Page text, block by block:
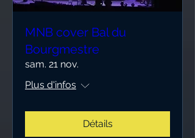
MNB cover Bal du
Bourgmestre
sam. 21 nov.
Plus d'infos
Détails